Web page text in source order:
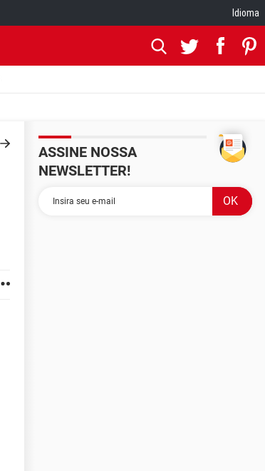
Idioma
ASSINE NOSSA
NEWSLETTER!